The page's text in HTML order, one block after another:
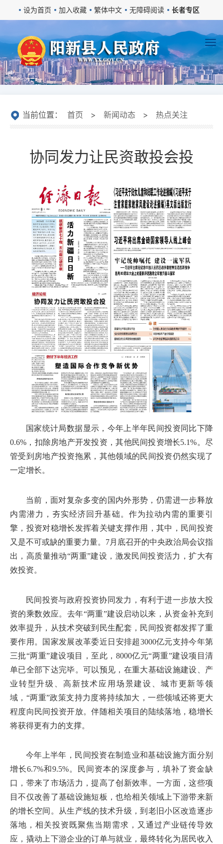
设为首页 加入收藏 繁体中文 无障碍阅读 长者专区
当前位置： 首页 > 新闻动态 > 热点关注
协同发力让民资敢投会投
国家统计局数据显示，今年上半年民间投资同比下降
0.6%，扣除房地产开发投资，其他民间投资增长5.1%。尽
管受到房地产投资拖累，其他领域的民间投资仍然实现了
一定增长。
当前，面对复杂多变的国内外形势，仍需进一步释放
内需潜力，夯实经济回升基础。作为拉动内需的重要引
擎，投资对稳增长发挥着关键支撑作用，其中，民间投资
又是不可或缺的重要力量。7月底召开的中央政治局会议指
出，高质量推动“两重”建设，激发民间投资活力，扩大有
效投资。
民间投资与政府投资协同发力，有利于进一步放大投
资的乘数效应。去年“两重”建设启动以来，从资金补充到
效率提升，从技术突破到民生配套，民间投资都发挥了重
要作用。国家发展改革委近日安排超3000亿元支持今年第
三批“两重”建设项目，至此，8000亿元“两重”建设项目清
单已全部下达完毕。可以预见，在重大基础设施建设、产
业转型升级、高新技术应用场景建设、城市更新等领
域，“两重”政策支持力度将持续加大，一些领域还将更大
程度向民间投资开放。伴随相关项目的陆续落地，稳增长
将获得更有力的支撑。
今年上半年，民间投资在制造业和基础设施方面分别
增长6.7%和9.5%。民间资本的深度参与，填补了资金缺
口，带来了市场活力，提高了创新效率。一方面，这些项
目不仅改善了基础设施短板，也给相关领域上下游带来新
的增长空间。从生产线的技术升级，到老旧小区改造逐步
落地，相关投资既聚焦当期需求，又通过产业链传导效
应，撬动上下游企业的订单与就业，最终转化为居民收入